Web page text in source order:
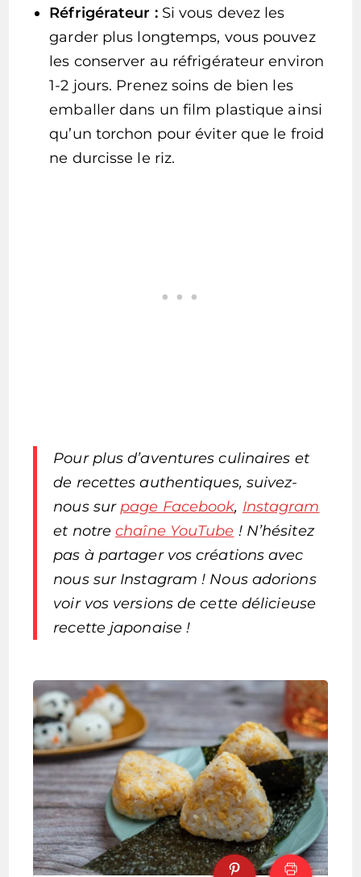
Réfrigérateur :Si vous devez les
garder plus longtemps, vous pouvez
les conserver au réfrigérateur environ
1-2 jours. Prenez soins de bien les
emballer dans un film plastique ainsi
qu’un torchon pour éviter que le froid
ne durcisse le riz.
Pour plus d’aventures culinaires et
de recettes authentiques, suivez-
nous sur page Facebook, Instagram
et notrechaîne YouTube ! N’hésitez
pas à partager vos créations avec
nous sur Instagram ! Nous adorions
voir vos versions de cette délicieuse
recette japonaise !